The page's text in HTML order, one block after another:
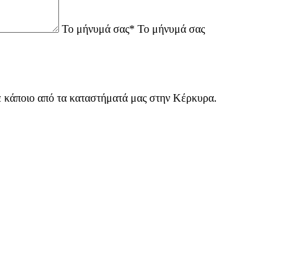
Το μήνυμά σας* Το μήνυμά σας
από τα καταστήματά μας στην Κέρκυρα.